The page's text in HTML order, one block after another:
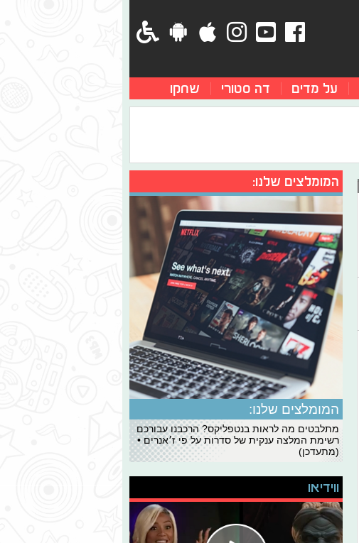
על מדים דה סטורי שחקו
המומלצים שלנו:
המומלצים שלנו:
מתלבטים מה לראות בנטפליקס? הרכבנו עבורכם
רשימת המלצה ענקית של סדרות על פי ז׳אנרים •
(מתעדכן)
ווידיאו